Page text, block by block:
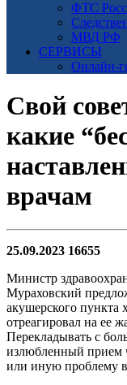
ФТС
МВД РФ
СЕРВИСЫ
Онлайн-
Свой
какие
врачам
25.09.2023 16655
Министр
Мураховский
акушерского пункта
отреагировал на ее
Перекладывать с
излюбленный прием
или иную проблему в